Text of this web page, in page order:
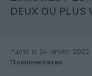
DEUX OU PLUS
Publié le 24 janvier 2022
11 commentaires